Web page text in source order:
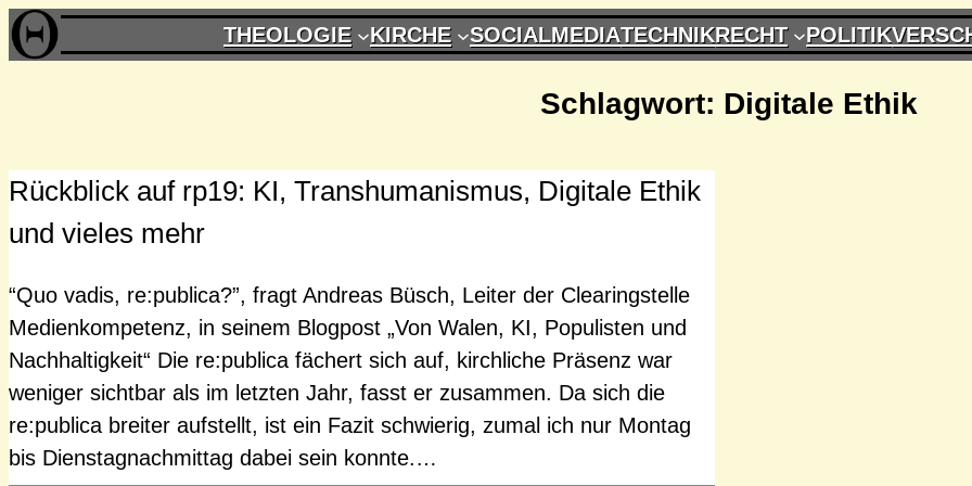
Zum
Inhalt
THEOLOGIE KIRCHE SOCIALMEDIATECHNIKRECHT POLITIK
Schlagwort: Digitale Ethik
Rückblick auf rp19: KI, Transhumanismus, Digitale Ethik
und vieles mehr
“Quo vadis, re:publica?”, fragt Andreas Büsch, Leiter der Clearingstelle
Medienkompetenz, in seinem Blogpost „Von Walen, KI, Populisten und
Nachhaltigkeit“ Die re:publica fächert sich auf, kirchliche Präsenz war
weniger sichtbar als im letzten Jahr, fasst er zusammen. Da sich die
re:publica breiter aufstellt, ist ein Fazit schwierig, zumal ich nur Montag
bis Dienstagnachmittag dabei sein konnte.…